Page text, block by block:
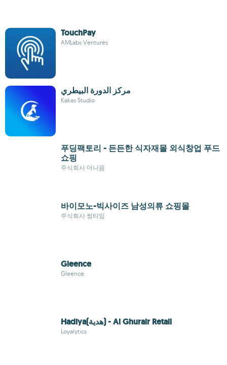
TouchPay
AMLabs Ventures
مركز الدورة البيطري
Kakas Studio
푸딩팩토리 - 든든한 식자재몰 외식창업 푸드
쇼핑
주식회사 더나음
바이모노-빅사이즈 남성의류 쇼핑몰
주식회사 썸타임
Gleence
Gleence
Hadiya(هدية) - Al Ghurair Retail
Loyalytics